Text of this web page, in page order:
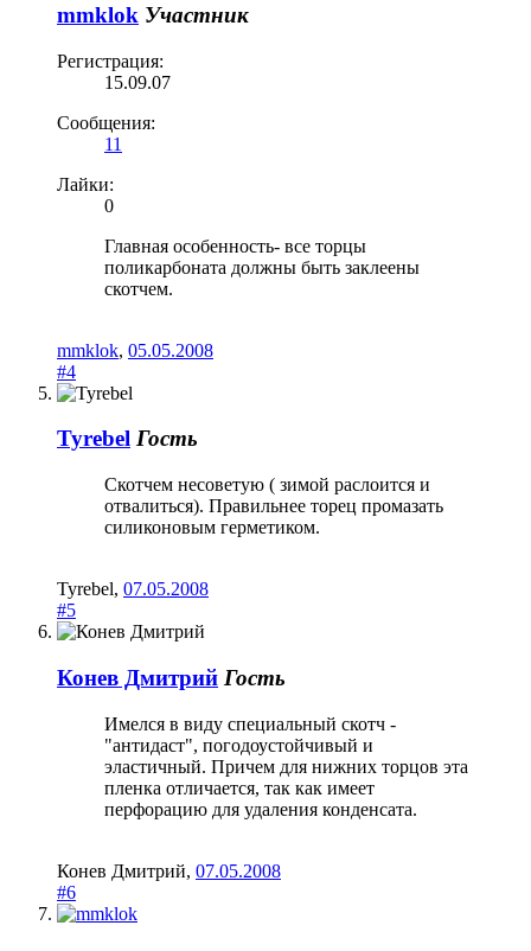
mmklok Участник
Регистрация:
15.09.07
Сообщения:
11
Лайки:
0
Главная особенность- все торцы
поликарбоната должны быть заклеены
скотчем.
mmklok, 05.05.2008
#4
Tyrebel Гость
Скотчем несоветую ( зимой раслоится и
отвалиться). Правильнее торец промазать
силиконовым герметиком.
Tyrebel, 07.05.2008
#5
Конев Дмитрий Гость
Имелся в виду специальный скотч -
"антидаст", погодоустойчивый и
эластичный. Причем для нижних торцов эта
пленка отличается, так как имеет
перфорацию для удаления конденсата.
Конев Дмитрий, 07.05.2008
#6